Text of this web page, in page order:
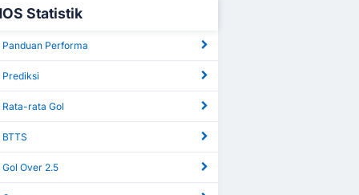
Statistik
Panduan Performa
Prediksi
Rata-rata Gol
Gol Over 2.5